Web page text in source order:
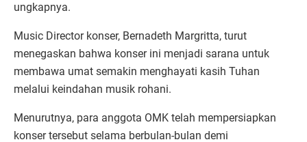
ungkapnya.
Music Director konser, Bernadeth Margritta, turut
menegaskan bahwa konser ini menjadi sarana untuk
membawa umat semakin menghayati kasih Tuhan
melalui keindahan musik rohani.
Menurutnya, para anggota OMK telah mempersiapkan
konser tersebut selama berbulan-bulan demi